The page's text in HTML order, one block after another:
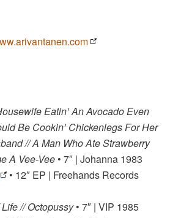
Eatin’ An Avocado Even
Be Cookin’ Chickenlegs For Her
// A Man Who Ate Strawberry
A Vee-Vee • 7″ | Johanna 1983
• 12″ EP | Freehands Records
// Octopussy• 7″ | VIP 1985